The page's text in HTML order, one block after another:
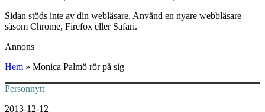
Sidan stöds inte av din webläsare. Använd en nyare webbläsare
såsom Chrome, Firefox eller Safari.
Annons
Hem » Monica Palmö rör på sig
Personnytt
2013-12-12